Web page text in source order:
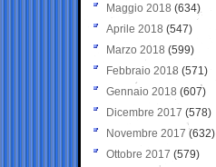
Maggio 2018 (634)
Aprile 2018 (547)
Marzo 2018 (599)
Febbraio 2018 (571)
Gennaio 2018 (607)
Dicembre 2017 (578)
Novembre 2017 (632)
Ottobre 2017 (579)